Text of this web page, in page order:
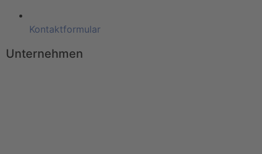
Kontaktformular
Unternehmen